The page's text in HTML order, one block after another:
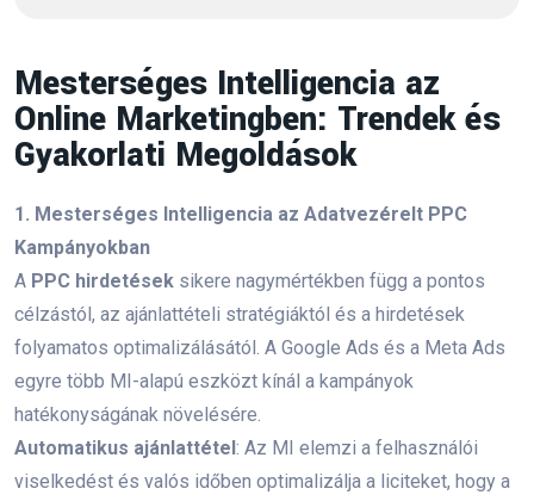
PPC & Hirdetések
Eszközök & Automatizálás
Social Media & Influencer (3)
Marketing Képzés & Tippek
Digital Marketing Tanfolyam (2)
Marketing Állások
Mesterséges Intelligencia az
Online Marketingben: Trendek és
Gyakorlati Megoldások
1. Mesterséges Intelligencia az Adatvezérelt PPC
Kampányokban
A PPC hirdetések sikere nagymértékben függ a pontos
célzástól, az ajánlattételi stratégiáktól és a hirdetések
folyamatos optimalizálásától. A Google Ads és a Meta Ads
egyre több MI-alapú eszközt kínál a kampányok
hatékonyságának növelésére.
Automatikus ajánlattétel: Az MI elemzi a felhasználói
viselkedést és valós időben optimalizálja a liciteket, hogy a